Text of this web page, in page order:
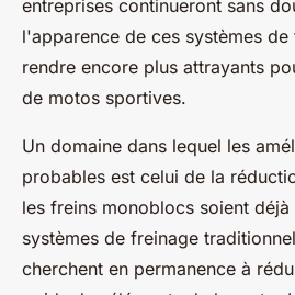
entreprises continueront sans
l'apparence de ces systèmes
rendre encore plus attrayants
de motos sportives.
Un domaine dans lequel les
probables est celui de la
les freins monoblocs soient
systèmes de freinage
cherchent en permanence à